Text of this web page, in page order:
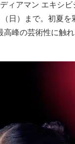
ィアマン エキシビ
日）まで。初夏を
峰の芸術性に触